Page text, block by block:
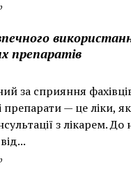
препаратів
за сприяння
препарати — це ліки,
з лікарем. До